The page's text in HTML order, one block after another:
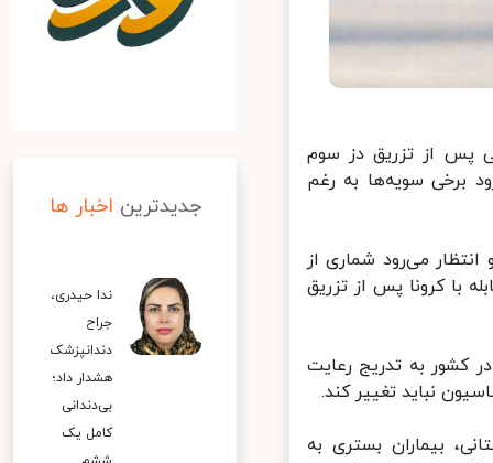
پس از تزریق دز سوم
برخی سویه‌ها به رغم
می‌رود شماری از
با کرونا پس از تزریق
به تدریج رعایت
نباید تغییر کند.
بیماران بستری به
جدیدترین اخبار ها
ندا حیدری،
جراح
دندانپزشک
هشدار داد؛
بی‌دندانی
کامل یک